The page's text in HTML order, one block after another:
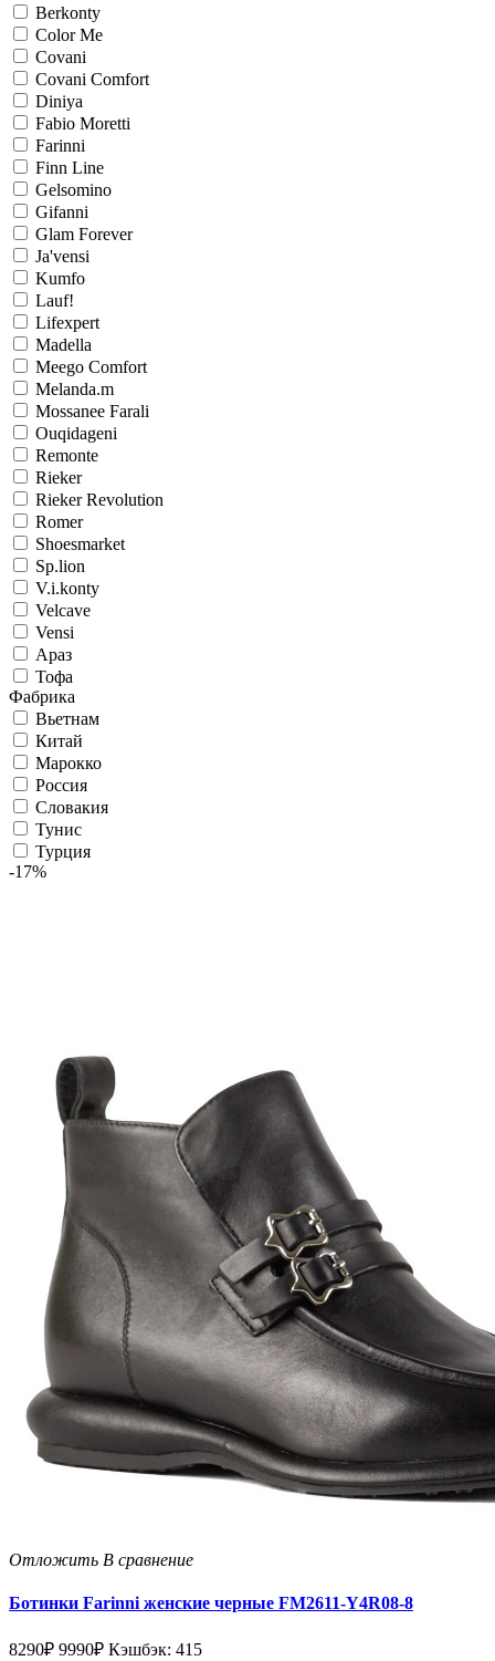
Berkonty
Color Me
Covani
Covani Comfort
Diniya
Fabio Moretti
Farinni
Finn Line
Gelsomino
Gifanni
Glam Forever
Ja'vensi
Kumfo
Lauf!
Lifexpert
Madella
Meego Comfort
Melanda.m
Mossanee Farali
Ouqidageni
Remonte
Rieker
Rieker Revolution
Romer
Shoesmarket
Sp.lion
V.i.konty
Velcave
Vensi
Араз
Тофа
Фабрика
Вьетнам
Китай
Марокко
Россия
Словакия
Тунис
Турция
-17%
Отложить В сравнение
Ботинки Farinni женские черные FM2611-Y4R08-8
8290₽ 9990₽ Кэшбэк: 415